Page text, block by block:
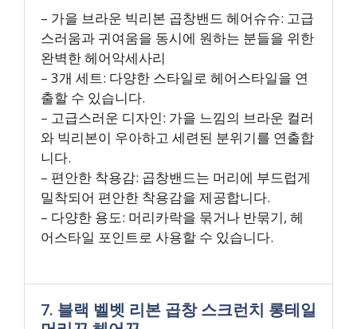
– 가을 브라운 빅리본 곱창밴드 헤어슈슈: 고급
스러움과 귀여움을 동시에 원하는 분들을 위한
완벽한 헤어악세사리
– 3개 세트: 다양한 스타일로 헤어스타일을 연
출할 수 있습니다.
– 고급스러운 디자인: 가을 느낌의 브라운 컬러
와 빅리본이 우아하고 세련된 분위기를 연출합
니다.
– 편안한 착용감: 곱창밴드는 머리에 부드럽게
밀착되어 편안한 착용감을 제공합니다.
– 다양한 용도: 머리카락을 묶거나 반묶기, 헤
어스타일 포인트로 사용할 수 있습니다.
7. 블랙 벨벳 리본 곱창 스크런치 롱테일